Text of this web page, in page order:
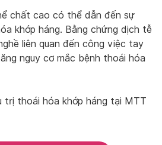
chất cao có thể dẫn đến sự
khớp háng. Bằng chứng dịch tễ
liên quan đến công việc tay
nguy cơ mắc bệnh thoái hóa
trị thoái hóa khớp háng tại MTT